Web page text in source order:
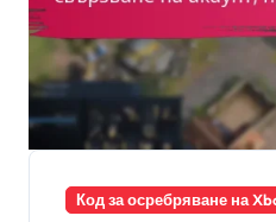
Код за осребряване на